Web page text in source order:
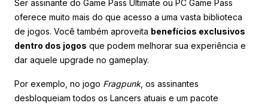
Ser assinante do Game Pass Ultimate ou PC Game Pass
oferece muito mais do que acesso a uma vasta biblioteca
de jogos. Você também aproveita benefícios exclusivos
dentro dos jogos que podem melhorar sua experiência e
dar aquele upgrade no gameplay.
Por exemplo, no jogo Fragpunk, os assinantes
desbloqueiam todos os Lancers atuais e um pacote